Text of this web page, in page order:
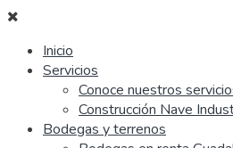
Inicio
Servicios
Conoce nuestros
Construcción Nave
Bodegas y terrenos